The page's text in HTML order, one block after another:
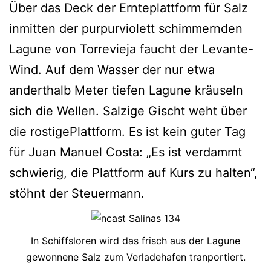
Über das Deck der Ernteplattform für Salz
inmitten der purpurviolett schimmernden
Lagune von Torrevieja faucht der Levante-
Wind. Auf dem Wasser der nur etwa
anderthalb Meter tiefen Lagune kräuseln
sich die Wellen. Salzige Gischt weht über
die rostigePlattform. Es ist kein guter Tag
für Juan Manuel Costa: „Es ist verdammt
schwierig, die Plattform auf Kurs zu halten“,
stöhnt der Steuermann.
In Schiffsloren wird das frisch aus der Lagune
gewonnene Salz zum Verladehafen tranportiert.